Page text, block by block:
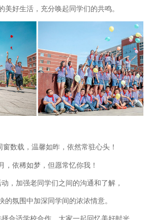
美好生活，充分唤起同学们的共鸣。
窗数载，温馨如昨，依然常驻心头！
，依稀如梦，但愿常忆你我！
，加强老同学们之间的沟通和了解，
的氛围中加深同学间的浓浓情意。
合适学校合作，大家一起回忆美好时光